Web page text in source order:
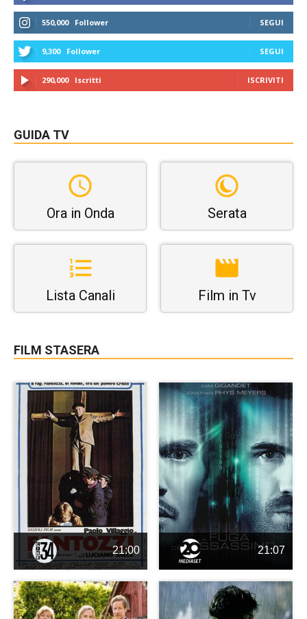
550,000 Follower SEGUI
9,300 Follower SEGUI
290,000 Iscritti ISCRIVITI
GUIDA TV
Ora in Onda Serata
Lista Canali Film in Tv
FILM STASERA
21:00 21:07